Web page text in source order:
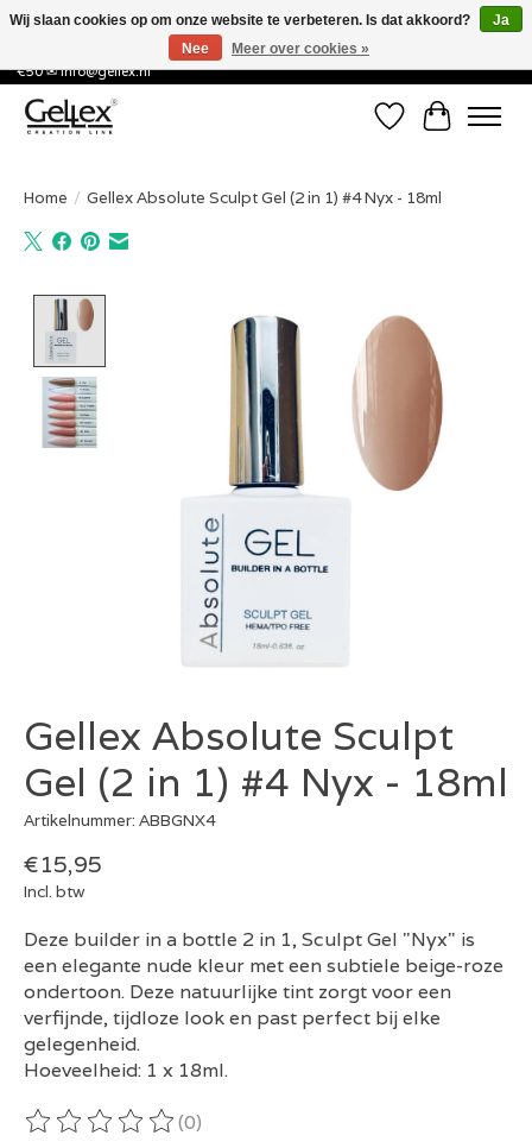
✅ Voor 15:00 besteld, de volgende werkdag in huis! ✅ Gratis verzenden vanaf
€50 ✉info@gellex.nl
Verlanglijst
Home / Gellex Absolute Sculpt Gel (2 in 1) #4 Nyx - 18ml
Gellex Absolute Sculpt
Gel (2 in 1) #4 Nyx - 18ml
Artikelnummer: ABBGNX4
€15,95
Incl. btw
Deze builder in a bottle 2 in 1, Sculpt Gel "Nyx" is
een elegante nude kleur met een subtiele beige-roze
ondertoon. Deze natuurlijke tint zorgt voor een
verfijnde, tijdloze look en past perfect bij elke
gelegenheid.
Hoeveelheid: 1 x 18ml.
De beoordeling van dit product is
(0)
Wij slaan cookies op om onze website te verbeteren. Is dat akkoord?
Ja
Nee
Meer over cookies »